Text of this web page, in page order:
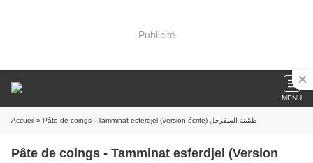
Publicité
MENU
Accueil » Pâte de coings - Tamminat esferdjel (Version écrite) طمّينة السفرجل
Pâte de coings - Tamminat esferdjel (Version